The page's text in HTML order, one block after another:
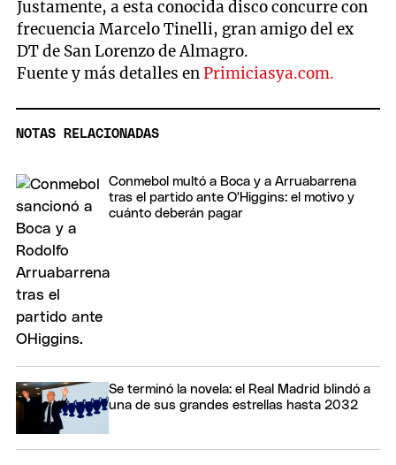
Justamente, a esta conocida disco concurre con
frecuencia Marcelo Tinelli, gran amigo del ex
DT de San Lorenzo de Almagro.
Fuente y más detalles enPrimiciasya.com.
NOTAS RELACIONADAS
Conmebol multó a Boca y a Arruabarrena
tras el partido ante O'Higgins: el motivo y
cuánto deberán pagar
Se terminó la novela: el Real Madrid blindó a
una de sus grandes estrellas hasta 2032